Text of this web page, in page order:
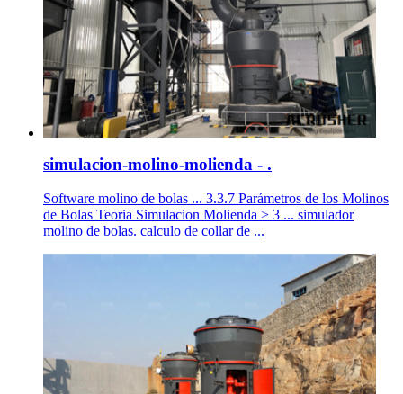
simulacion-molino-molienda - .
Software molino de bolas ... 3.3.7 Parámetros de los Molinos
de Bolas Teoria Simulacion Molienda > 3 ... simulador
molino de bolas. calculo de collar de ...